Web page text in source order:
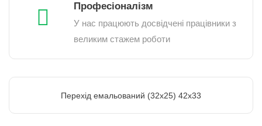
Професіоналізм
У нас працюють досвідчені працівники з
великим стажем роботи
Перехід емальований (32х25) 42х33